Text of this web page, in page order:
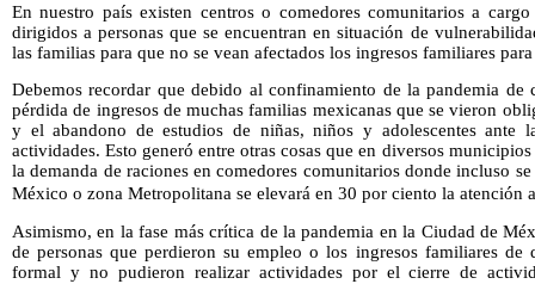
En nuestro país existen centros o comedores comunitarios a
dirigidos a personas que se encuentran en situación de
las familias para que no se vean afectados los ingresos familiares
Debemos recordar que debido al confinamiento de la pandemia
pérdida de ingresos de muchas familias mexicanas que se vieron
y el abandono de estudios de niñas, niños y adolescentes ante
actividades. Esto generó entre otras cosas que en diversos
la demanda de raciones en comedores comunitarios donde incluso
México o zona Metropolitana se elevará en 30 por ciento la atención
Asimismo, en la fase más crítica de la pandemia en la Ciudad de
de personas que perdieron su empleo o los ingresos familiares de
formal y no pudieron realizar actividades por el cierre de